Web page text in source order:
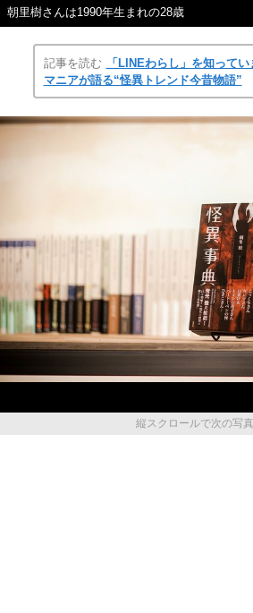
朝里樹さんは1990年生まれの28歳
記事を読む
「LINEわらし」を知って
マニアが語る“怪異トレンド今昔物語”
縦スクロールで次の写